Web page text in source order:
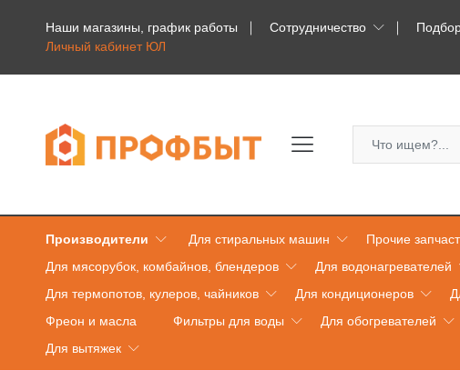
Наши магазины, график работы Сотрудничество
Личный кабинет ЮЛ
Производители Для стиральных машин Прочие
Для мясорубок, комбайнов, блендеров
Для водонагревателей
Для термопотов, кулеров, чайников
Для кондиционеров
Фреон и масла
Фильтры для воды Для обогревателей
Для вытяжек